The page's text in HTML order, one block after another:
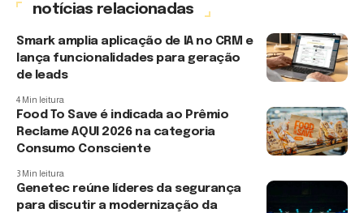
notícias relacionadas
Smark amplia aplicação de IA no CRM e
lança funcionalidades para geração
de leads
4 Min leitura
Food To Save é indicada ao Prêmio
Reclame AQUI 2026 na categoria
Consumo Consciente
3 Min leitura
Genetec reúne líderes da segurança
para discutir a modernização da